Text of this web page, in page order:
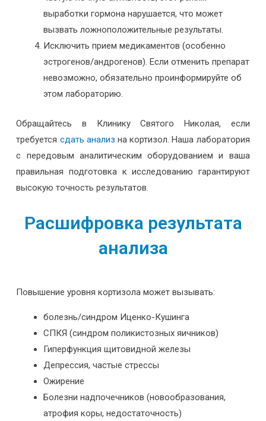
выработки гормона нарушается, что может
вызвать ложноположительные результаты.
Исключить прием медикаментов (особенно
эстрогенов/андрогенов). Если отменить препарат
невозможно, обязательно проинформируйте об
этом лабораторию.
Обращайтесь в Клинику Святого Николая, если
требуется сдать анализ на кортизол. Наша лаборатория
с передовым аналитическим оборудованием и ваша
правильная подготовка к исследованию гарантируют
высокую точность результатов.
Расшифровка результата
анализа
Повышение уровня кортизола может вызывать:
болезнь/синдром Иценко-Кушинга
СПКЯ (синдром поликистозных яичников)
Гиперфункция щитовидной железы
Депрессия, частые стрессы
Ожирение
Болезни надпочечников (новообразования,
атрофия коры, недостаточность)